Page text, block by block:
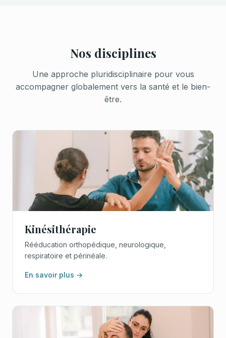
Nos disciplines
Une approche pluridisciplinaire pour vous
accompagner globalement vers la santé et le bien-
être.
Kinésithérapie
Rééducation orthopédique, neurologique,
respiratoire et périnéale.
En savoir plus →